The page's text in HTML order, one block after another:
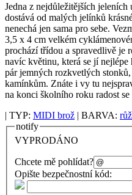
Jedna z nejdůležitějších
dostává od malých jelínků
nenechá jen sama pro sebe.
3,5 x 4 cm velkém
prochází třídou a spravedlivě je
navíc květinu, která se jí nejlépe
pár jemných rozkvetlých
kamínkům. Znáte i vy tu
na konci školního roku radost
| TYP: MIDI brož | BARVA:
notify
VYPRODÁNO
Chcete mě pohlídat?
Opište bezpečnostní kód: